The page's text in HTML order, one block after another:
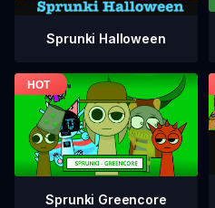
Sprunki Halloween
Sprunki Greencore